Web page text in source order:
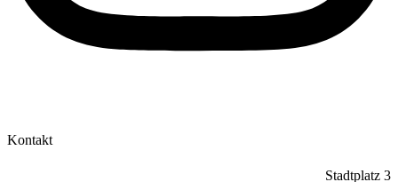
Kontakt
Stadtplatz 3